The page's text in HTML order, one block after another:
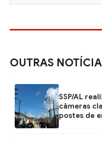
OUTRAS
SSP/AL
câmeras
postes de